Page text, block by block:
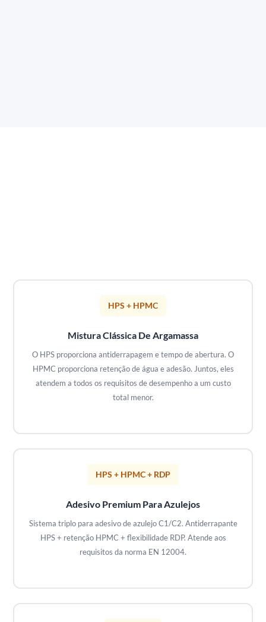
HPS + HPMC
Mistura Clássica De Argamassa
O HPS proporciona antiderrapagem e tempo de abertura. O
HPMC proporciona retenção de água e adesão. Juntos, eles
atendem a todos os requisitos de desempenho a um custo
total menor.
HPS + HPMC + RDP
Adesivo Premium Para Azulejos
Sistema triplo para adesivo de azulejo C1/C2. Antiderrapante
HPS + retenção HPMC + flexibilidade RDP. Atende aos
requisitos da norma EN 12004.